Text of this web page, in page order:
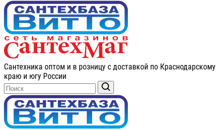
Сантехника оптом и в розницу с доставкой по Краснодарскому
краю и югу России